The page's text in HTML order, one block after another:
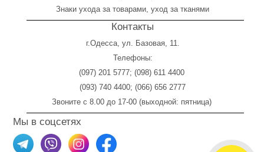
Знаки ухода за товарами, уход за тканями
Контакты
г.Одесса, ул. Базовая, 11.
Телефоны:
(097) 201 5777; (098) 611 4400
(093) 740 4400; (066) 656 2777
Звоните с 8.00 до 17-00 (выходной: пятница)
Мы в соцсетях